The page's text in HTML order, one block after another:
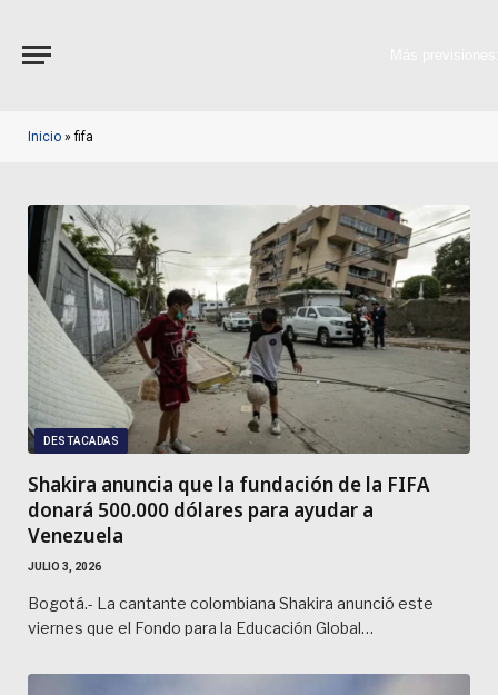
Inicio »fifa
DESTACADAS
Shakira anuncia que la fundación de la FIFA
donará 500.000 dólares para ayudar a
Venezuela
JULIO 3, 2026
Bogotá.- La cantante colombiana Shakira anunció este
viernes que el Fondo para la Educación Global…